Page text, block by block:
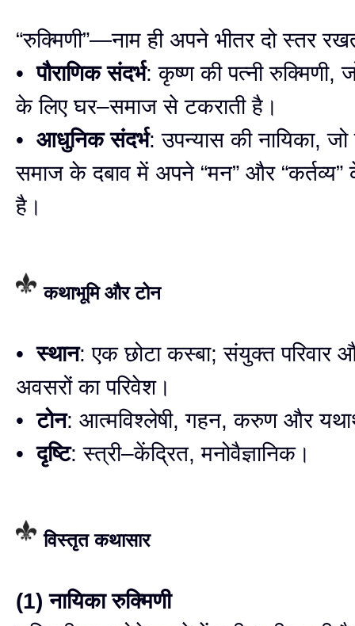
“रुक्मिणी”—नाम ही अपने भीतर दो स्तर
•पौराणिक संदर्भ: कृष्ण की पत्नी रुक्मिणी,
के लिए घर–समाज से टकराती है।
• आधुनिक संदर्भ: उपन्यास की नायिका,
समाज के दबाव में अपने “मन” और “कर्तव्य”
है।
कथाभूमि और टोन
•स्थान: एक छोटा कस्बा; संयुक्त परिवार
अवसरों का परिवेश।
•टोन: आत्मविश्लेषी, गहन, करुण और
•दृष्टि: स्त्री–केंद्रित, मनोवैज्ञानिक।
विस्तृत कथासार
(1) नायिका रुक्मिणी